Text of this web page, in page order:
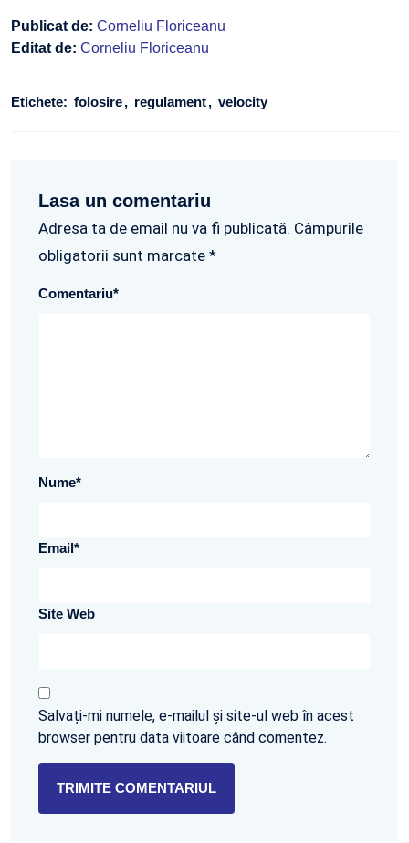
Publicat de: Corneliu Floriceanu
Editat de: Corneliu Floriceanu
Etichete: folosire regulament velocity
Lasa un comentariu
Adresa ta de email nu va fi publicată. Câmpurile
obligatorii sunt marcate *
Comentariu*
Nume*
Email*
Site Web
Salvați-mi numele, e-mailul și site-ul web în acest
browser pentru data viitoare când comentez.